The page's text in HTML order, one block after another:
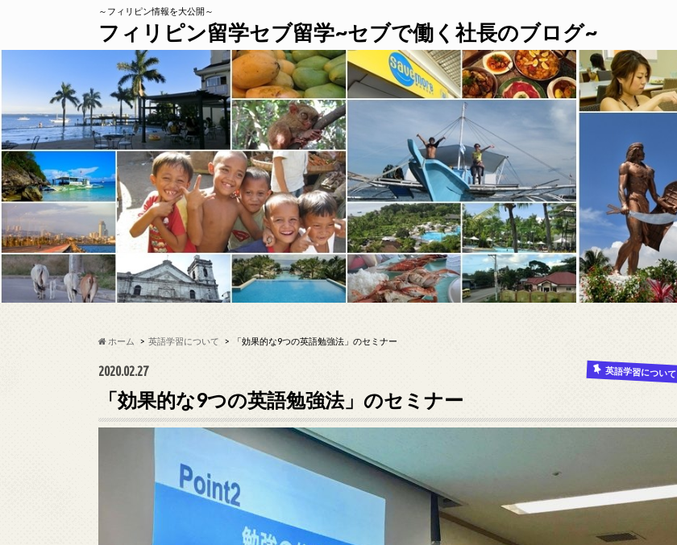
～フィリピン情報を大公開～
フィリピン留学セブ留学~セブで働く社長のブログ~
ホーム 英語学習について 「効果的な9つの英語勉強法」のセミナー
2020.02.27 英語学習について
「効果的な9つの英語勉強法」のセミナー